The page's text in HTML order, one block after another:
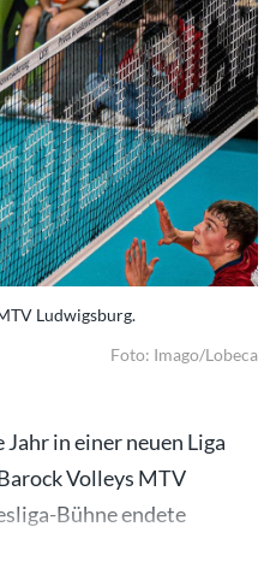
Ludwigsburg.
Foto: Imago/Lobeca
in einer neuen Liga
Volleys MTV
Bühne endete